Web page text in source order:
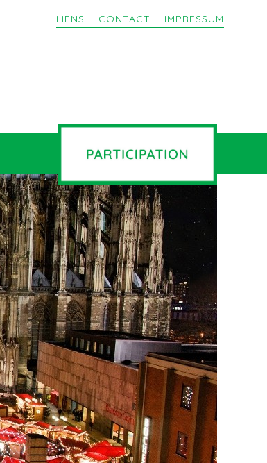
LIENS CONTACT IMPRESSUM